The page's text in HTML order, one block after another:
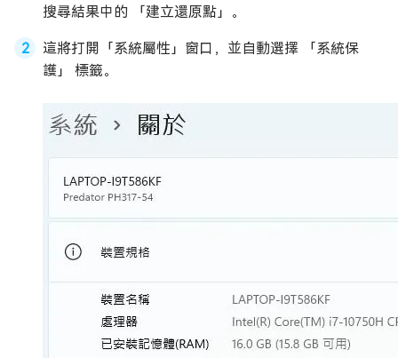
搜尋結果中的 「建立還原點」。
這將打開「系統屬性」窗口，並自動選擇 「系統保
護」 標籤。